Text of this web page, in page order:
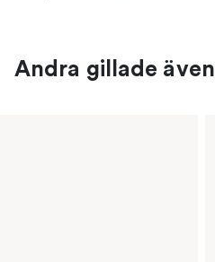
Andra gillade även